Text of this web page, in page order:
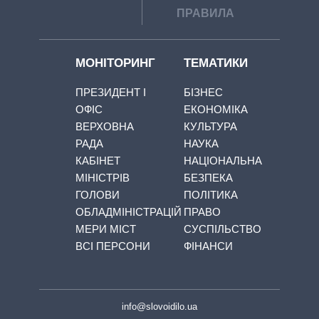
ПРАВИЛА
МОНІТОРИНГ
ПРЕЗИДЕНТ І
ОФІС
ВЕРХОВНА
РАДА
КАБІНЕТ
МІНІСТРІВ
ГОЛОВИ
ОБЛАДМІНІСТРАЦІЙ
МЕРИ МІСТ
ВСІ ПЕРСОНИ
ТЕМАТИКИ
БІЗНЕС
ЕКОНОМІКА
КУЛЬТУРА
НАУКА
НАЦІОНАЛЬНА
БЕЗПЕКА
ПОЛІТИКА
ПРАВО
СУСПІЛЬСТВО
ФІНАНСИ
info@slovoidilo.ua